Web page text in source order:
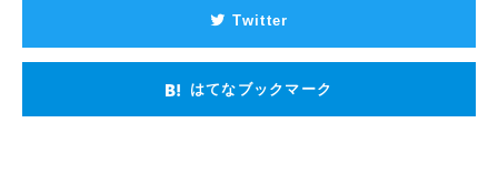
Twitter
はてなブックマーク